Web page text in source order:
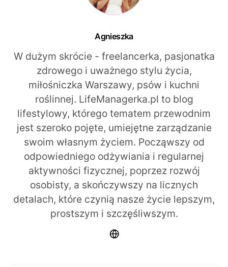
Agnieszka
W dużym skrócie - freelancerka, pasjonatka
zdrowego i uważnego stylu życia,
miłośniczka Warszawy, psów i kuchni
roślinnej. LifeManagerka.pl to blog
lifestylowy, którego tematem przewodnim
jest szeroko pojęte, umiejętne zarządzanie
swoim własnym życiem. Począwszy od
odpowiedniego odżywiania i regularnej
aktywności fizycznej, poprzez rozwój
osobisty, a skończywszy na licznych
detalach, które czynią nasze życie lepszym,
prostszym i szczęśliwszym.